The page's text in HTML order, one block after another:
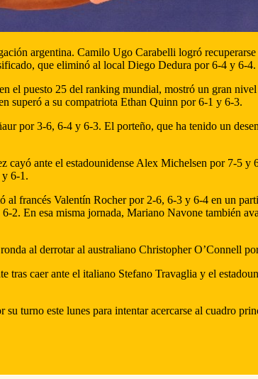
argentina. Camilo Ugo Carabelli logró
que eliminó al local Diego Dedura por 6-4 y 6-4.
el puesto 25 del ranking mundial, mostró un gran
superó a su compatriota Ethan Quinn por 6-1 y 6-3.
por 3-6, 6-4 y 6-3. El porteño, que ha tenido un
ante el estadounidense Alex Michelsen por 7-5 y
y 6-1.
al francés Valentín Rocher por 2-6, 6-3 y 6-4 en un
En esa misma jornada, Mariano Navone también
al derrotar al australiano Christopher O’Connell
caer ante el italiano Stefano Travaglia y el
turno este lunes para intentar acercarse al cuadro